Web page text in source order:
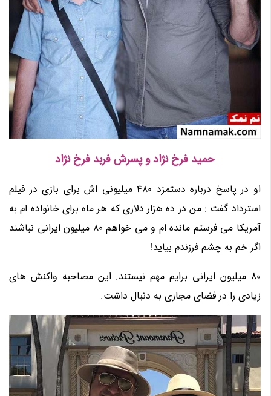
حمید فرخ نژاد و پسرش فربد فرخ نژاد
او در پاسخ درباره دستمزد 480 میلیونی اش برای بازی در فیلم
استرداد گفت : من در ده هزار دلاری که هر ماه برای خانواده ام به
آمریکا می فرستم مانده ام و می خواهم 80 میلیون ایرانی نباشند
اگر خم به چشم فرزندم بیاید!
80 میلیون ایرانی برایم مهم نیستند. این مصاحبه واکنش های
زیادی را در فضای مجازی به دنبال داشت.